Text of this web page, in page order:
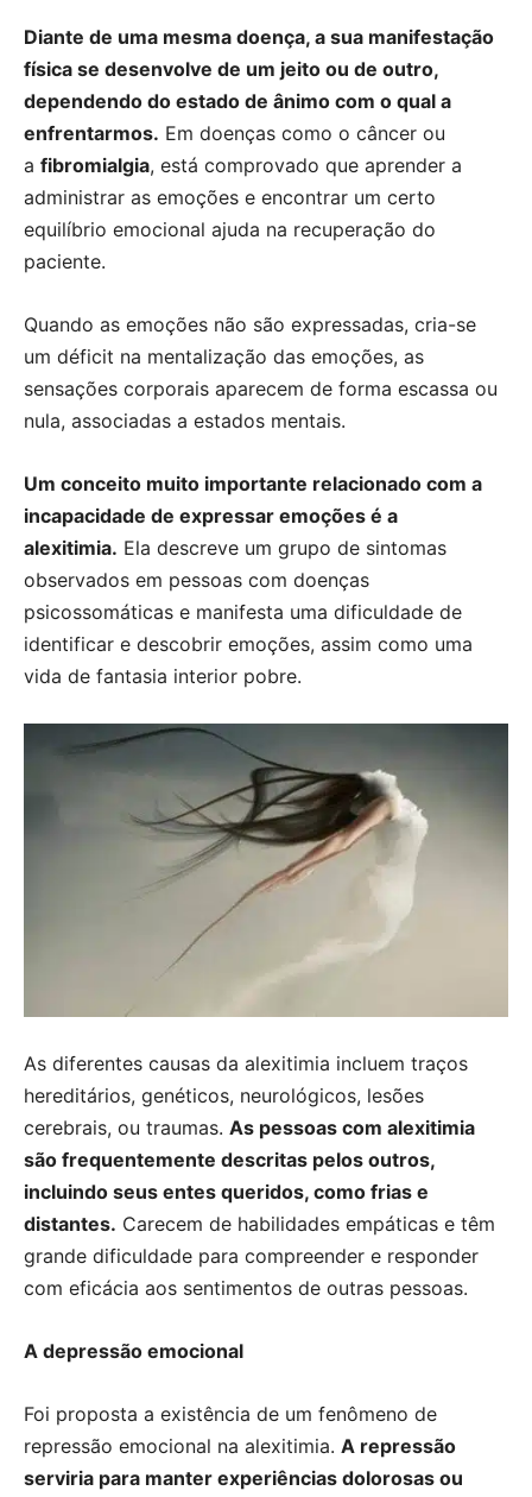
Diante de uma mesma doença, a sua manifestação
física se desenvolve de um jeito ou de outro,
dependendo do estado de ânimo com o qual a
enfrentarmos. Em doenças como o câncer ou
a fibromialgia, está comprovado que aprender a
administrar as emoções e encontrar um certo
equilíbrio emocional ajuda na recuperação do
paciente.
Quando as emoções não são expressadas, cria-se
um déficit na mentalização das emoções, as
sensações corporais aparecem de forma escassa ou
nula, associadas a estados mentais.
Um conceito muito importante relacionado com a
incapacidade de expressar emoções é a
alexitimia. Ela descreve um grupo de sintomas
observados em pessoas com doenças
psicossomáticas e manifesta uma dificuldade de
identificar e descobrir emoções, assim como uma
vida de fantasia interior pobre.
As diferentes causas da alexitimia incluem traços
hereditários, genéticos, neurológicos, lesões
cerebrais, ou traumas. As pessoas com alexitimia
são frequentemente descritas pelos outros,
incluindo seus entes queridos, como frias e
distantes. Carecem de habilidades empáticas e têm
grande dificuldade para compreender e responder
com eficácia aos sentimentos de outras pessoas.
A depressão emocional
Foi proposta a existência de um fenômeno de
repressão emocional na alexitimia. A repressão
serviria para manter experiências dolorosas ou